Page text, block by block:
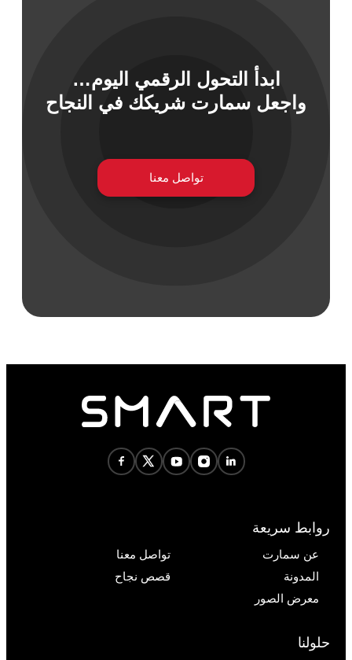
المعلوماتابدأ التحول الرقمي اليوم…
واجعل سمارت شريكك في النجاح
تواصل معنا
روابط سريعة
عن سمارت
تواصل معنا
المدونة
قصص نجاح
معرض الصور
حلولنا